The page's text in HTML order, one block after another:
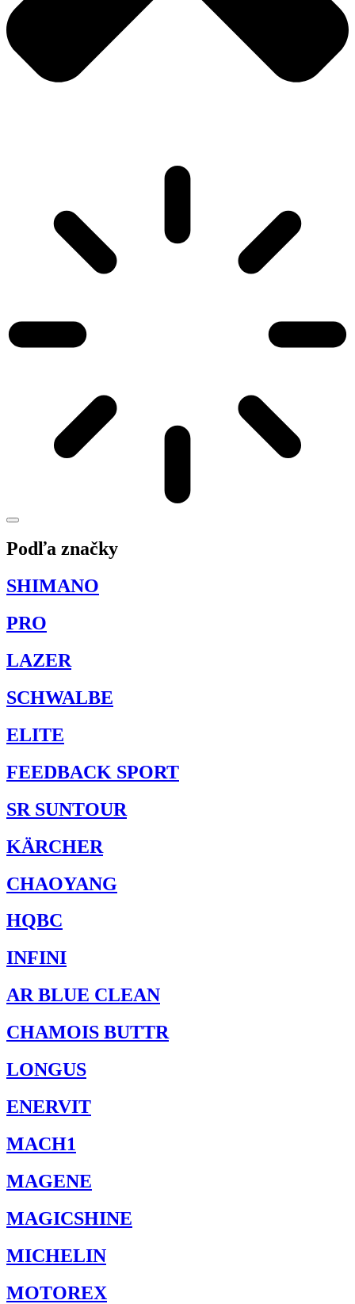
Podľa značky
SHIMANO
PRO
LAZER
SCHWALBE
ELITE
FEEDBACK SPORT
SR SUNTOUR
KÄRCHER
CHAOYANG
HQBC
INFINI
AR BLUE CLEAN
CHAMOIS BUTTR
LONGUS
ENERVIT
MACH1
MAGENE
MAGICSHINE
MICHELIN
MOTOREX